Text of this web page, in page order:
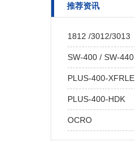
推荐资讯
1812 /3012/3013
SW-400 / SW-440
PLUS-400-XFRLE
PLUS-400-HDK
OCRO